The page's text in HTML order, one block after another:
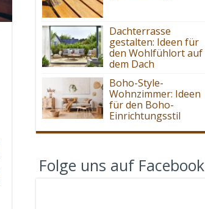
Dachterrasse
gestalten: Ideen für
den Wohlfühlort auf
dem Dach
Boho-Style-
Wohnzimmer: Ideen
für den Boho-
Einrichtungsstil
Folge uns auf Facebook